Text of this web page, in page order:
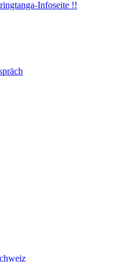
Infoseite !!